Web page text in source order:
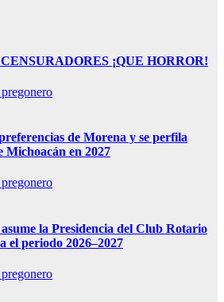
¡QUE HORROR!
de Morena y se perfila
Michoacán en 2027
la Presidencia del Club Rotario
el periodo 2026–2027